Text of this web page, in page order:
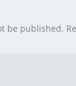
be published.